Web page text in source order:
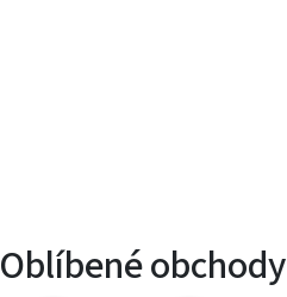
Oblíbené obchody